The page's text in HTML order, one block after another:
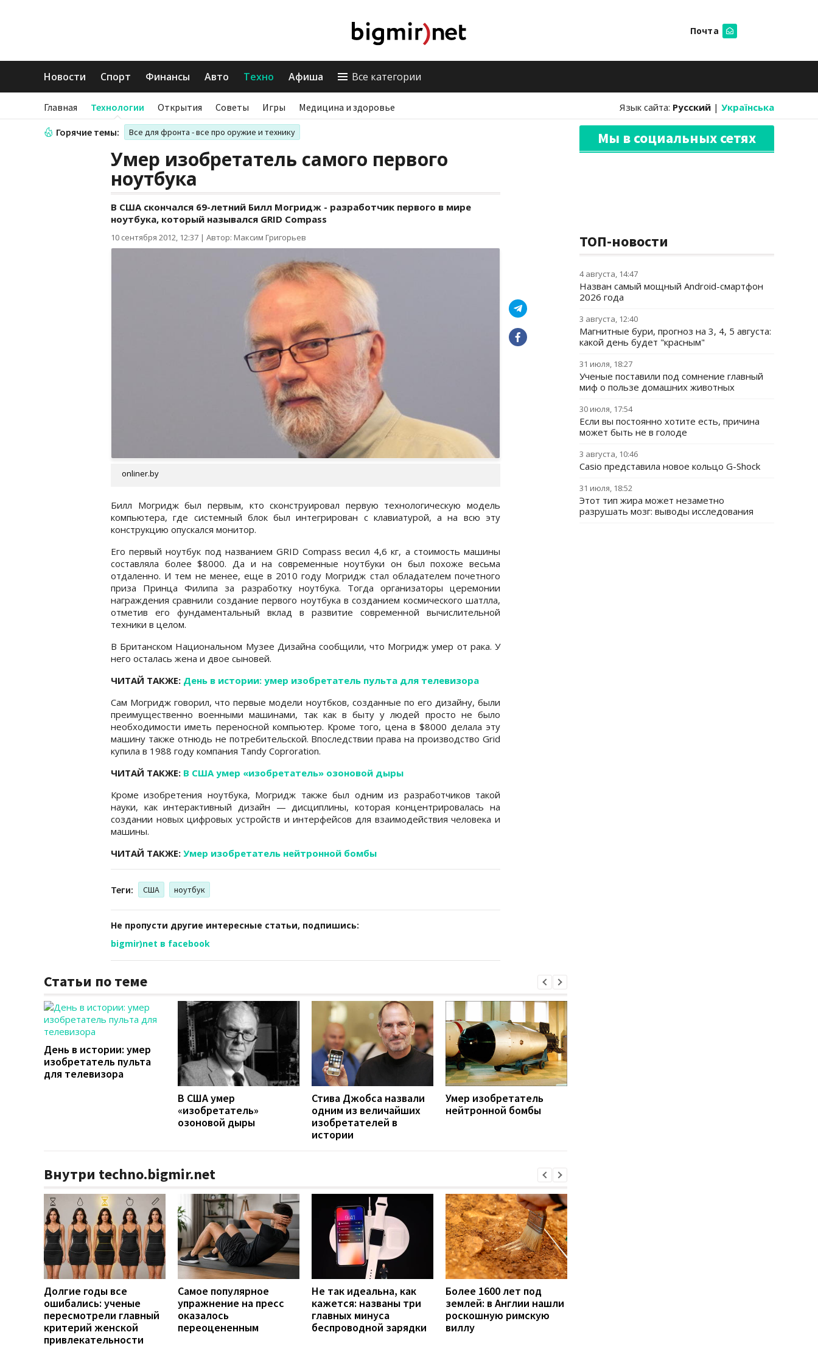
Почта
Новости Спорт Финансы Авто Техно Афиша Все категории
Главная Технологии Открытия Советы Игры Медицина и здоровье Язык сайта: Русский | Українська
Горячие темы: Все для фронта - все про оружие и технику
Умер изобретатель самого первого
ноутбука
В США скончался 69-летний Билл Могридж - разработчик первого в мире
ноутбука, который назывался GRID Compass
10 сентября 2012, 12:37 | Автор: Максим Григорьев
onliner.by
Билл Могридж был первым, кто сконструировал первую технологическую модель
компьютера, где системный блок был интегрирован с клавиатурой, а на всю эту
конструкцию опускался монитор.
Его первый ноутбук под названием GRID Compass весил 4,6 кг, а стоимость машины
составляла более $8000. Да и на современные ноутбуки он был похоже весьма
отдаленно. И тем не менее, еще в 2010 году Могридж стал обладателем почетного
приза Принца Филипа за разработку ноутбука. Тогда организаторы церемонии
награждения сравнили создание первого ноутбука в созданием космического шатлла,
отметив его фундаментальный вклад в развитие современной вычислительной
техники в целом.
В Британском Национальном Музее Дизайна сообщили, что Могридж умер от рака. У
него осталась жена и двое сыновей.
ЧИТАЙ ТАКЖЕ: День в истории: умер изобретатель пульта для телевизора
Сам Могридж говорил, что первые модели ноутбков, созданные по его дизайну, были
преимущественно военными машинами, так как в быту у людей просто не было
необходимости иметь переносной компьютер. Кроме того, цена в $8000 делала эту
машину также отнюдь не потребительской. Впоследствии права на производство Grid
купила в 1988 году компания Tandy Coproration.
ЧИТАЙ ТАКЖЕ: В США умер «изобретатель» озоновой дыры
Кроме изобретения ноутбука, Могридж также был одним из разработчиков такой
науки, как интерактивный дизайн — дисциплины, которая концентрировалась на
создании новых цифровых устройств и интерфейсов для взаимодействия человека и
машины.
ЧИТАЙ ТАКЖЕ: Умер изобретатель нейтронной бомбы
Теги: США ноутбук
Не пропусти другие интересные статьи, подпишись:
bigmir)net в facebook
Статьи по теме
День в истории: умер
изобретатель пульта
для телевизора
В США умер
«изобретатель»
озоновой дыры
Стива Джобса назвали
одним из величайших
изобретателей в
истории
Умер изобретатель
нейтронной бомбы
Внутри techno.bigmir.net
Долгие годы все
ошибались: ученые
пересмотрели главный
критерий женской
привлекательности
Самое популярное
упражнение на пресс
оказалось
переоцененным
Не так идеальна, как
кажется: названы три
главных минуса
беспроводной зарядки
Более 1600 лет под
землей: в Англии нашли
роскошную римскую
виллу
Мы в социальных сетях
ТОП-новости
4 августа, 14:47
Назван самый мощный Android-смартфон
2026 года
3 августа, 12:40
Магнитные бури, прогноз на 3, 4, 5 августа:
какой день будет "красным"
31 июля, 18:27
Ученые поставили под сомнение главный
миф о пользе домашних животных
30 июля, 17:54
Если вы постоянно хотите есть, причина
может быть не в голоде
3 августа, 10:46
Casio представила новое кольцо G-Shock
31 июля, 18:52
Этот тип жира может незаметно
разрушать мозг: выводы исследования